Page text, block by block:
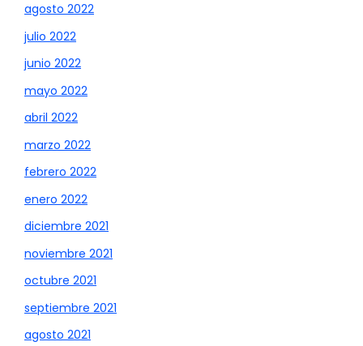
agosto 2022
julio 2022
junio 2022
mayo 2022
abril 2022
marzo 2022
febrero 2022
enero 2022
diciembre 2021
noviembre 2021
octubre 2021
septiembre 2021
agosto 2021